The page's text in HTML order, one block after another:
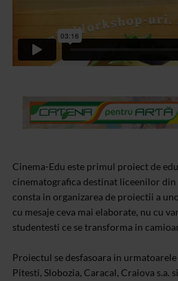
Cinema-Edu este primul proiect de
cinematografica destinat liceenilor din
consta in organizarea de proiectii a
cu mesaje ceva mai elaborate, nu cu
studentesti ce se transforma in
Proiectul se desfasoara in
Pitesti, Slobozia, Caracal, Craiova s.a.